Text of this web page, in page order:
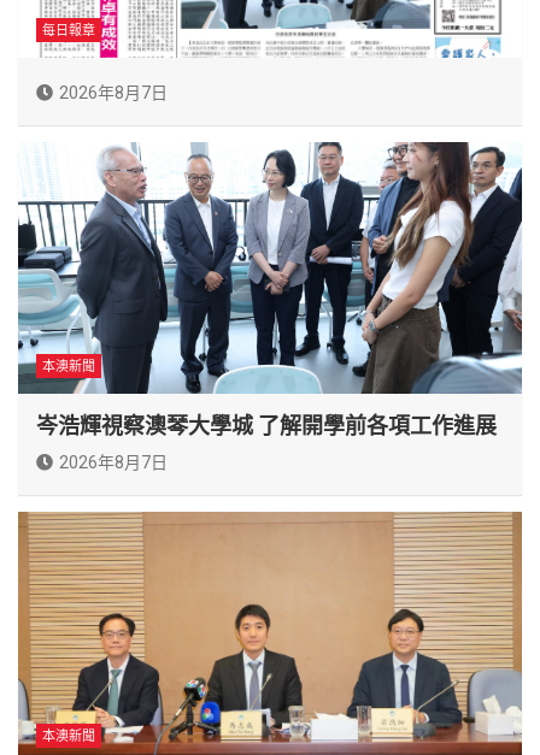
每日報章
2026年8月7日
本澳新聞
岑浩輝視察澳琴大學城 了解開學前各項工作進展
2026年8月7日
本澳新聞